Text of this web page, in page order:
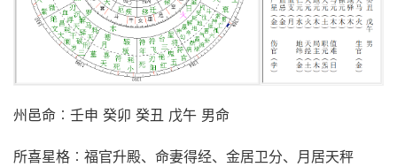
州邑命︰壬申 癸卯 癸丑 戊午 男命
所喜星格︰福官升殿、命妻得经、金居卫分、 月居天秤